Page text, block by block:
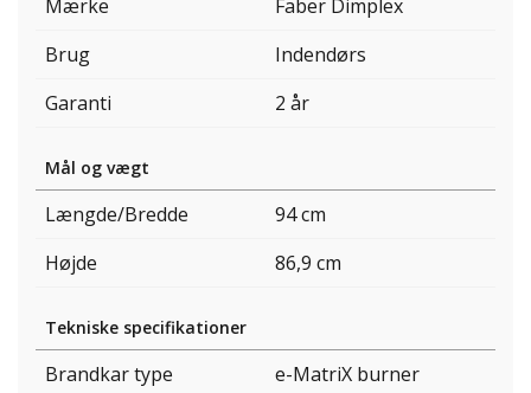
Mærke
Faber Dimplex
Brug
Indendørs
Garanti
2 år
Mål og vægt
Længde/Bredde
94 cm
Højde
86,9 cm
Tekniske specifikationer
Brandkar type
e-MatriX burner